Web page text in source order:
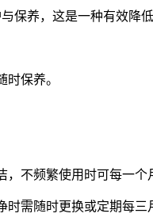
保养，这是一种有效降
保养。
不频繁使用时可每一个
需随时更换或定期每三